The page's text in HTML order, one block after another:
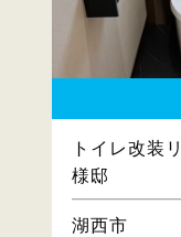
トイレ改装
様邸
湖西市